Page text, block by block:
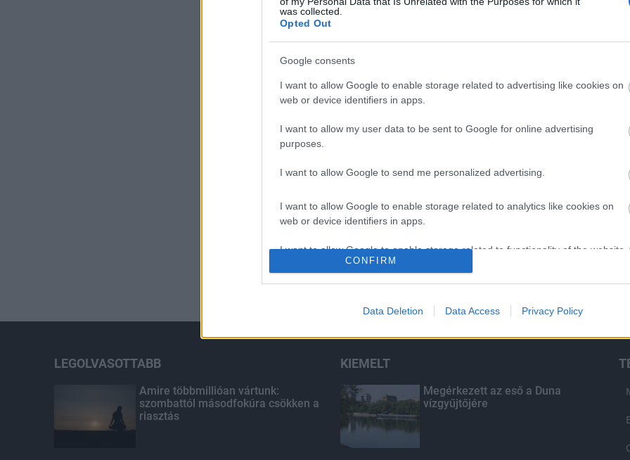
was collected.
Opted Out
Google consents
I want to allow Google to enable storage related to advertising like cookies on
web or device identifiers in apps.
I want to allow my user data to be sent to Google for online advertising
purposes.
I want to allow Google to send me personalized advertising.
I want to allow Google to enable storage related to analytics like cookies on
web or device identifiers in apps.
I want to allow Google to enable storage related to functionality of the website
authentication functionality and fraud prevention, and other user protection.
CONFIRM
Data Deletion Data Access Privacy Policy
LEGOLVASOTTABB
Amire többmillióan vártunk:
szombattól másodfokúra csökken a
riasztás
KIEMELT
Megérkezett az eső a Duna
vízgyűjtőjére